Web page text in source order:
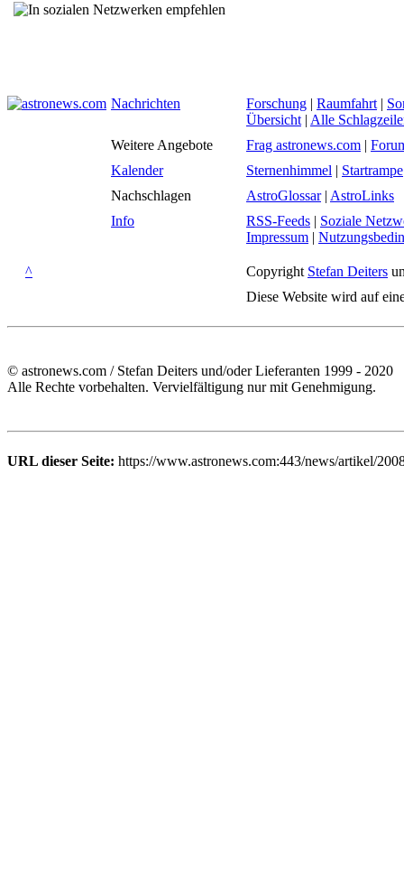
Nachrichten Forschung | Raumfahrt |
Übersicht | Alle
Weitere Angebote
Frag astronews.com |
Kalender
Sternenhimmel | Startrampe
Nachschlagen
AstroGlossar| AstroLinks
Info
RSS-Feeds | Soziale
Impressum |
^ Copyright Stefan Deiters
Diese Website wird auf
© astronews.com / Stefan Deiters und/oder Lieferanten 1999 - 2020
Alle Rechte vorbehalten. Vervielfältigung nur mit Genehmigung.
URL dieser Seite: https://www.astronews.com:443/news/artikel/